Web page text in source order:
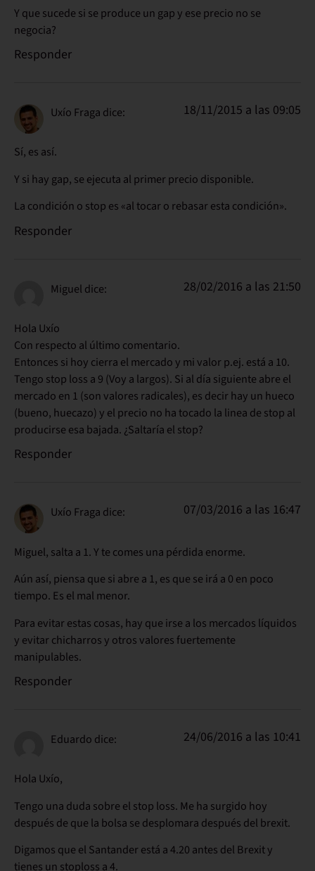
Y que sucede si se produce un gap y ese precio no se
negocia?
Responder
Uxío Fraga dice: 18/11/2015 a las 09:05
Sí, es así.
Y si hay gap, se ejecuta al primer precio disponible.
La condición o stop es «al tocar o rebasar esta condición».
Responder
Miguel dice: 28/02/2016 a las 21:50
Hola Uxío
Con respecto al último comentario.
Entonces si hoy cierra el mercado y mi valor p.ej. está a 10.
Tengo stop loss a 9 (Voy a largos). Si al día siguiente abre el
mercado en 1 (son valores radicales), es decir hay un hueco
(bueno, huecazo) y el precio no ha tocado la linea de stop al
producirse esa bajada. ¿Saltaría el stop?
Responder
Uxío Fraga dice: 07/03/2016 a las 16:47
Miguel, salta a 1. Y te comes una pérdida enorme.
Aún así, piensa que si abre a 1, es que se irá a 0 en poco
tiempo. Es el mal menor.
Para evitar estas cosas, hay que irse a los mercados líquidos
y evitar chicharros y otros valores fuertemente
manipulables.
Responder
Eduardo dice: 24/06/2016 a las 10:41
Hola Uxío,
Tengo una duda sobre el stop loss. Me ha surgido hoy
después de que la bolsa se desplomara después del brexit.
Digamos que el Santander está a 4.20 antes del Brexit y
tienes un stoploss a 4.